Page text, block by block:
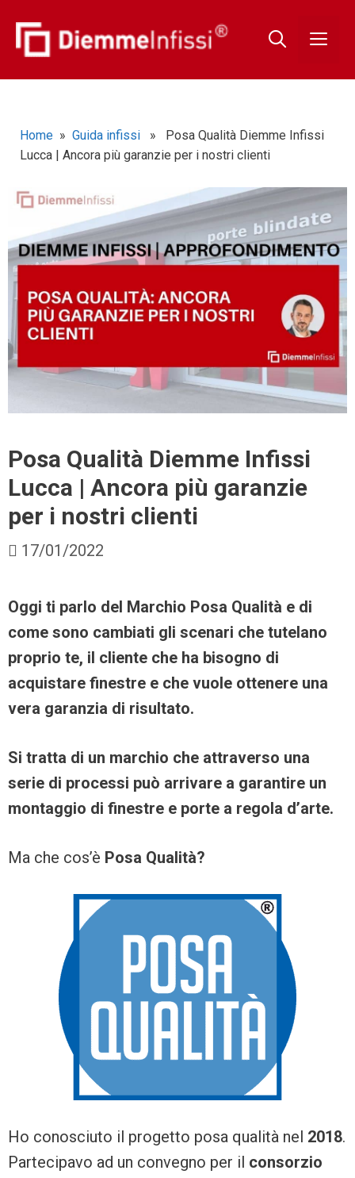
Home » Guida infissi » Posa Qualità Diemme Infissi
Lucca | Ancora più garanzie per i nostri clienti
Posa Qualità Diemme Infissi
Lucca | Ancora più garanzie
per i nostri clienti
17/01/2022
Oggi ti parlo del Marchio Posa Qualità e di
come sono cambiati gli scenari che tutelano
proprio te, il cliente che ha bisogno di
acquistare finestre e che vuole ottenere una
vera garanzia di risultato.
Si tratta di un marchio che attraverso una
serie di processi può arrivare a garantire un
montaggio di finestre e porte a regola d’arte.
Ma che cos’è Posa Qualità?
Ho conosciuto il progetto posa qualità nel 2018.
Partecipavo ad un convegno per il consorzio